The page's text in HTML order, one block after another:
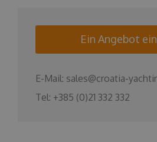
Ein Angebot
E-Mail: sales@croatia-
Tel: +385 (0)21 332 332